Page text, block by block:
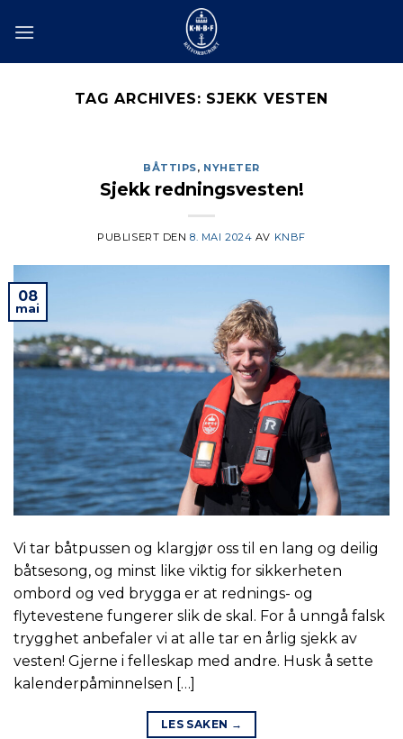
TAG ARCHIVES: SJEKK VESTEN
BÅTTIPS, NYHETER
Sjekk redningsvesten!
PUBLISERT DEN8. MAI 2024 AV KNBF
08
mai
Vi tar båtpussen og klargjør oss til en lang og deilig
båtsesong, og minst like viktig for sikkerheten
ombord og ved brygga er at rednings- og
flytevestene fungerer slik de skal. For å unngå falsk
trygghet anbefaler vi at alle tar en årlig sjekk av
vesten! Gjerne i felleskap med andre. Husk å sette
kalenderpåminnelsen […]
LES SAKEN →